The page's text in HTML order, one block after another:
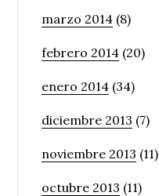
marzo 2014 (8)
febrero 2014 (20)
enero 2014 (34)
diciembre 2013 (7)
noviembre 2013 (11)
octubre 2013 (11)